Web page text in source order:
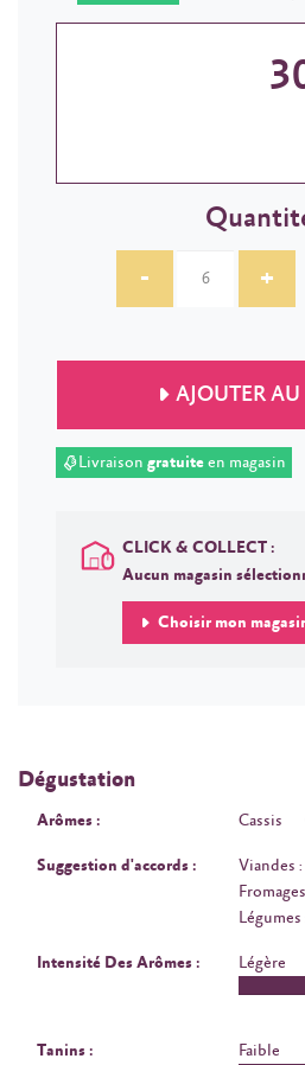
-
+
AJOUTER AU
Livraison gratuiteen magasin
CLICK & COLLECT :
Aucun magasin
Choisir mon
Dégustation
Arômes : Cassis
Suggestion d'accords :
Viandes
Intensité Des Arômes : Légère
Tanins : Faible